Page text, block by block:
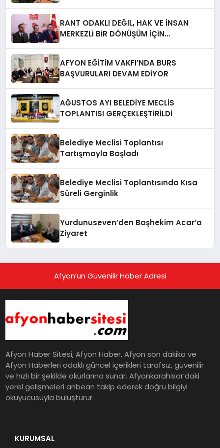
RANT ODAKLI DEĞIL, HAK VE İNSAN
MERKEZLi BiR DÖNÜŞÜM İÇiN
AFYON EĞİTİM VAKFI’NDA BURS
BAŞVURULARI DEVAM EDİYOR
AĞUSTOS AYI BELEDİYE MECLİS
TOPLANTISI GERÇEKLEŞTİRİLDİ
Belediye Meclisi Toplantısı
Tartışmayla Başladı
Belediye Meclisi Toplantısında Kısa
Süreli Gerginlik
Yurdunuseven’den Başhekim Acar’a
Ziyaret
Afyon’un Güvenilir Haber Adresi
Afyon Haber Sitesi, Afyon Haber, Afyon son dakika ve
Afyon Haberleri odaklı güncel içerikleri tarafsız, güvenilir
ve hızlı bir şekilde okurlarına sunar. Afyonkarahisar’daki
yerel gelişmeleri anbean takip ederek doğru bilgiyi
okuyucusuyla buluşturur.
KURUMSAL